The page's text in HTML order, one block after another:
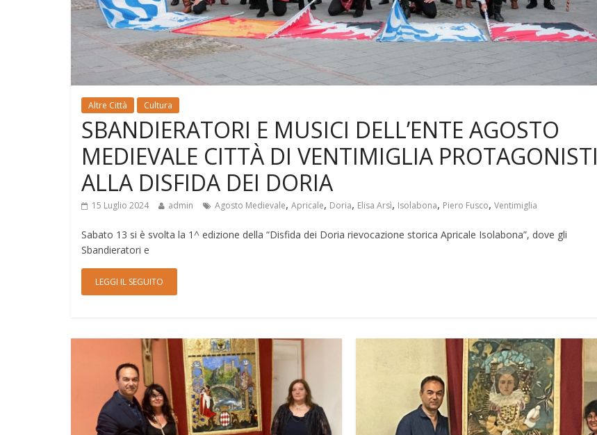
Altre Città Cultura
SBANDIERATORI E MUSICI DELL’ENTE AGOSTO
MEDIEVALE CITTÀ DI VENTIMIGLIA PROTAGONISTI
ALLA DISFIDA DEI DORIA
15 Luglio 2024 admin Agosto Medievale, Apricale, Doria, Elisa Arsì, Isolabona, Piero Fusco, Ventimiglia
Sabato 13 si è svolta la 1^ edizione della “Disfida dei Doria rievocazione storica Apricale Isolabona”, dove gli
Sbandieratori e
LEGGI IL SEGUITO